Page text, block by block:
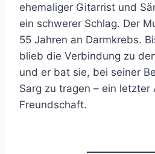
ehemaliger Gitarrist und
ein schwerer Schlag. Der
55 Jahren an Darmkrebs.
blieb die Verbindung zu
und er bat sie, bei seiner
Sarg zu tragen – ein letzter
Freundschaft.